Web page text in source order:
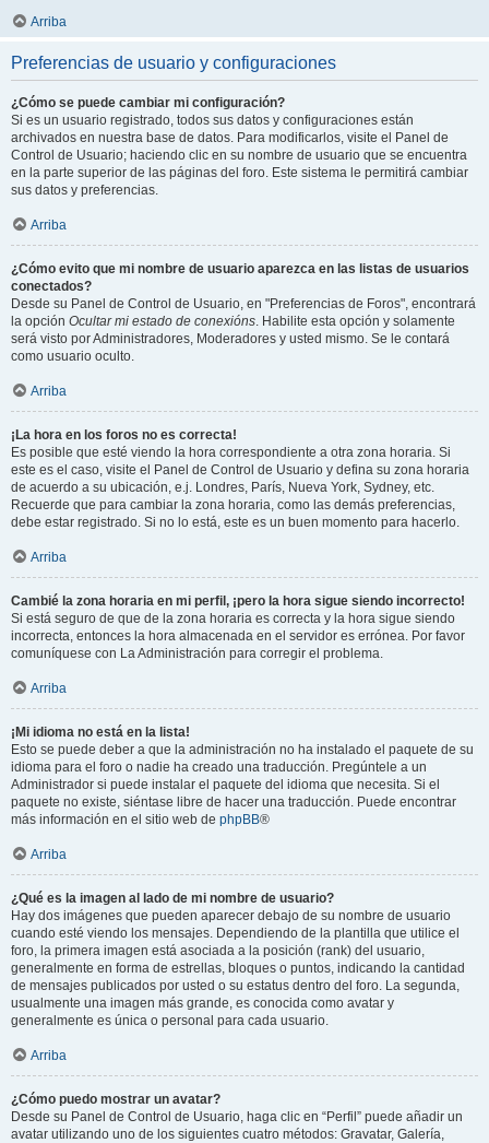
Arriba
Preferencias de usuario y configuraciones
¿Cómo se puede cambiar mi configuración?
Si es un usuario registrado, todos sus datos y configuraciones están
archivados en nuestra base de datos. Para modificarlos, visite el Panel de
Control de Usuario; haciendo clic en su nombre de usuario que se encuentra
en la parte superior de las páginas del foro. Este sistema le permitirá cambiar
sus datos y preferencias.
Arriba
¿Cómo evito que mi nombre de usuario aparezca en las listas de usuarios
conectados?
Desde su Panel de Control de Usuario, en "Preferencias de Foros", encontrará
la opción Ocultar mi estado de conexións. Habilite esta opción y solamente
será visto por Administradores, Moderadores y usted mismo. Se le contará
como usuario oculto.
Arriba
¡La hora en los foros no es correcta!
Es posible que esté viendo la hora correspondiente a otra zona horaria. Si
este es el caso, visite el Panel de Control de Usuario y defina su zona horaria
de acuerdo a su ubicación, e.j. Londres, París, Nueva York, Sydney, etc.
Recuerde que para cambiar la zona horaria, como las demás preferencias,
debe estar registrado. Si no lo está, este es un buen momento para hacerlo.
Arriba
Cambié la zona horaria en mi perfil, ¡pero la hora sigue siendo incorrecto!
Si está seguro de que de la zona horaria es correcta y la hora sigue siendo
incorrecta, entonces la hora almacenada en el servidor es errónea. Por favor
comuníquese con La Administración para corregir el problema.
Arriba
¡Mi idioma no está en la lista!
Esto se puede deber a que la administración no ha instalado el paquete de su
idioma para el foro o nadie ha creado una traducción. Pregúntele a un
Administrador si puede instalar el paquete del idioma que necesita. Si el
paquete no existe, siéntase libre de hacer una traducción. Puede encontrar
más información en el sitio web de phpBB®
Arriba
¿Qué es la imagen al lado de mi nombre de usuario?
Hay dos imágenes que pueden aparecer debajo de su nombre de usuario
cuando esté viendo los mensajes. Dependiendo de la plantilla que utilice el
foro, la primera imagen está asociada a la posición (rank) del usuario,
generalmente en forma de estrellas, bloques o puntos, indicando la cantidad
de mensajes publicados por usted o su estatus dentro del foro. La segunda,
usualmente una imagen más grande, es conocida como avatar y
generalmente es única o personal para cada usuario.
Arriba
¿Cómo puedo mostrar un avatar?
Desde su Panel de Control de Usuario, haga clic en “Perfil” puede añadir un
avatar utilizando uno de los siguientes cuatro métodos: Gravatar, Galería,